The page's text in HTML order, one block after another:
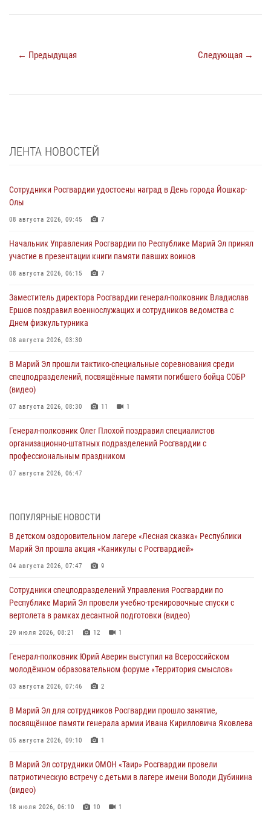
← Предыдущая Следующая →
ЛЕНТА НОВОСТЕЙ
Сотрудники Росгвардии удостоены наград в День города Йошкар-
Олы
08 августа 2026, 09:45 7
Начальник Управления Росгвардии по Республике Марий Эл принял
участие в презентации книги памяти павших воинов
08 августа 2026, 06:15 7
Заместитель директора Росгвардии генерал-полковник Владислав
Ершов поздравил военнослужащих и сотрудников ведомства с
Днем физкультурника
08 августа 2026, 03:30
В Марий Эл прошли тактико-специальные соревнования среди
спецподразделений, посвящённые памяти погибшего бойца СОБР
(видео)
07 августа 2026, 08:30 11 1
Генерал-полковник Олег Плохой поздравил специалистов
организационно-штатных подразделений Росгвардии с
профессиональным праздником
07 августа 2026, 06:47
Всероссийском семинаре в Нижнем Новгороде (видео)
07 августа 2026, 06:25 8 1
Команда «Росгвардия» принимает участие в военно-спортивном
07 августа 2026, 05:43 10
Представитель вневедомственной охраны Управления Росгвардии
по Республике Марий Эл принял участие в учебно-методическом
06 августа 2026, 09:37 10
В Марий Эл сотрудники ЛРР Росгвардии за прошедший месяц
06 августа 2026, 08:00
В Марий Эл сотрудники вневедомственной охраны Росгвардии за
05 августа 2026, 09:44
ПОПУЛЯРНЫЕ НОВОСТИ
В детском оздоровительном лагере «Лесная сказка» Республики
Марий Эл прошла акция «Каникулы с Росгвардией»
04 августа 2026, 07:47 9
Сотрудники спецподразделений Управления Росгвардии по
Республике Марий Эл провели учебно-тренировочные спуски с
вертолета в рамках десантной подготовки (видео)
29 июля 2026, 08:21 12 1
Генерал-полковник Юрий Аверин выступил на Всероссийском
молодёжном образовательном форуме «Территория смыслов»
03 августа 2026, 07:46 2
В Марий Эл для сотрудников Росгвардии прошло занятие,
посвящённое памяти генерала армии Ивана Кирилловича Яковлева
05 августа 2026, 09:10 1
В Марий Эл сотрудники ОМОН «Таир» Росгвардии провели
патриотическую встречу с детьми в лагере имени Володи Дубинина
(видео)
18 июля 2026, 06:10 10 1